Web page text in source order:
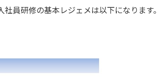
社員研修の基本レジェメは以下になります。